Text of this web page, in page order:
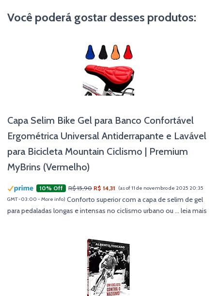
Você poderá gostar desses produtos:
Capa Selim Bike Gel para Banco Confortável
Ergométrica Universal Antiderrapante e Lavável
para Bicicleta Mountain Ciclismo | Premium
MyBrins (Vermelho)
10% Off R$ 15,90 R$ 14,31
(as of 11 de novembro de 2025 20:35
GMT -03:00 - More info) Conforto superior com a capa de selim de gel
para pedaladas longas e intensas no ciclismo urbano ou ... leia mais